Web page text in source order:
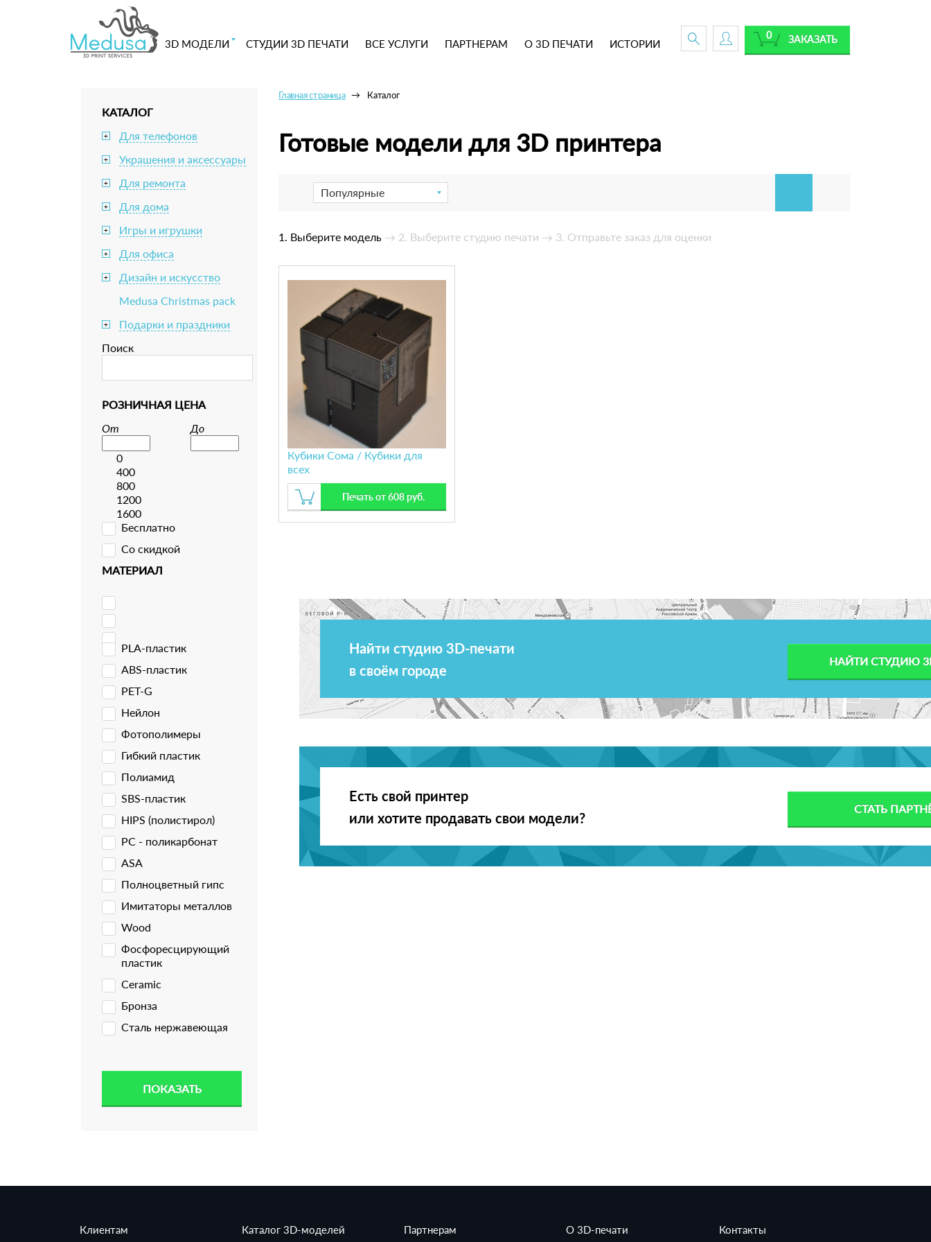
3D МОДЕЛИ СТУДИИ 3D ПЕЧАТИ ВСЕ УСЛУГИ ПАРТНЕРАМ О 3D ПЕЧАТИ ИСТОРИИ ЗАКАЗАТЬ
0
КАТАЛОГ
+ Для телефонов
+ Украшения и аксессуары
+ Для ремонта
+ Для дома
+ Игры и игрушки
+ Для офиса
+
Дизайн и искусство
Medusa Christmas pack
+
Подарки и праздники
Поиск
РОЗНИЧНАЯ ЦЕНА
От
До
0
400
800
1200
1600
Бесплатно
Со скидкой
МАТЕРИАЛ
PLA-пластик
ABS-пластик
PET-G
Нейлон
Фотополимеры
Гибкий пластик
Полиамид
SBS-пластик
HIPS (полистирол)
PC - поликарбонат
ASA
Полноцветный гипс
Имитаторы металлов
Wood
Фосфоресцирующий
пластик
Ceramic
Бронза
Сталь нержавеющая
Главная страница Каталог
Готовые модели для 3D принтера
Популярные
1. Выберите модель → 2. Выберите студию печати → 3. Отправьте заказ для оценки
Кубики Сома / Кубики для
всех
Печать от 608 руб.
Найти студию 3D-печати
в своём городе
НАЙТИ СТУДИЮ
Есть свой принтер
или хотите продавать свои модели?
СТАТЬ
Клиентам Каталог 3D-моделей Партнерам О 3D-печати Контакты